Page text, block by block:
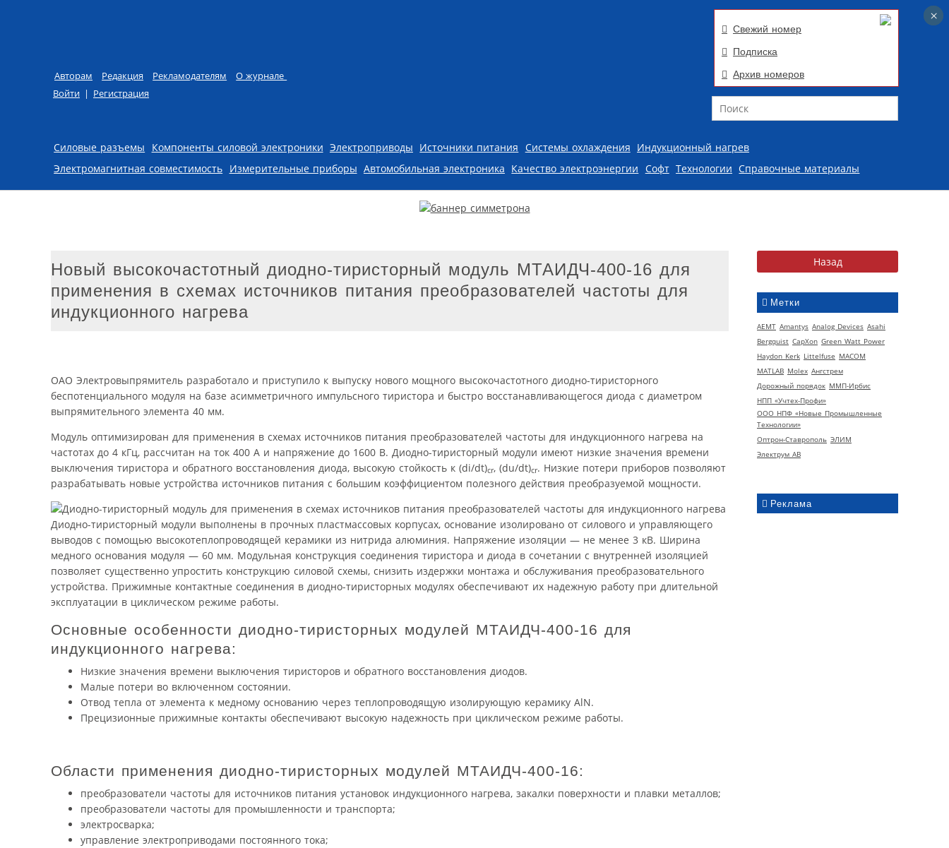
Авторам Редакция Рекламодателям
О журнале
Войти | Регистрация
Свежий номер
Подписка
Архив номеров
Поиск
Skip to content
Силовые разъемы Компоненты силовой электроники Электроприводы Источники питания Системы охлаждения Индукционный нагрев
Электромагнитная совместимость Измерительные приборы Автомобильная электроника Качество электроэнергии Софт Технологии Справочные материалы
Метки
AEMT Amantys Analog Devices Asahi
Bergquist CapXon Green Watt Power
Haydon Kerk Littelfuse MACOM
MATLAB Molex Ангстрем
Дорожный порядок ММП-Ирбис
НПП «Учтех-Профи»
ООО НПФ «Новые Промышленные
Технологии»
Оптрон-Ставрополь ЭЛИМ
Электрум АВ
Реклама
Новый высокочастотный диодно-тиристорный модуль МТАИДЧ-400-16 для
применения в схемах источников питания преобразователей частоты для
индукционного нагрева
ОАО Электровыпрямитель разработало и приступило к выпуску нового мощного высокочастотного диодно-тиристорного
беспотенциального модуля на базе асимметричного импульсного тиристора и быстро восстанавливающегося диода с диаметром
выпрямительного элемента 40 мм.
Модуль оптимизирован для применения в схемах источников питания преобразователей частоты для индукционного нагрева на
частотах до 4 кГц, рассчитан на ток 400 А и напряжение до 1600 В. Диодно-тиристорный модули имеют низкие значения времени
выключения тиристора и обратного восстановления диода, высокую стойкость к (di/dt)cr, (du/dt)cr. Низкие потери приборов позволяют
разрабатывать новые устройства источников питания с большим коэффициентом полезного действия преобразуемой мощности.
Диодно-тиристорный модули выполнены в прочных пластмассовых корпусах, основание изолировано от силового и управляющего
выводов с помощью высокотеплопроводящей керамики из нитрида алюминия. Напряжение изоляции — не менее 3 кВ. Ширина
медного основания модуля — 60 мм. Модульная конструкция соединения тиристора и диода в сочетании с внутренней изоляцией
позволяет существенно упростить конструкцию силовой схемы, снизить издержки монтажа и обслуживания преобразовательного
устройства. Прижимные контактные соединения в диодно-тиристорных модулях обеспечивают их надежную работу при длительной
эксплуатации в циклическом режиме работы.
Основные особенности диодно-тиристорных модулей МТАИДЧ-400-16 для
индукционного нагрева:
Низкие значения времени выключения тиристоров и обратного восстановления диодов.
Малые потери во включенном состоянии.
Отвод тепла от элемента к медному основанию через теплопроводящую изолирующую керамику AlN.
Прецизионные прижимные контакты обеспечивают высокую надежность при циклическом режиме работы.
Области применения диодно-тиристорных модулей МТАИДЧ-400-16:
преобразователи частоты для источников питания установок индукционного нагрева, закалки поверхности и плавки металлов;
преобразователи частоты для промышленности и транспорта;
электросварка;
управление электроприводами постоянного тока;
×
×